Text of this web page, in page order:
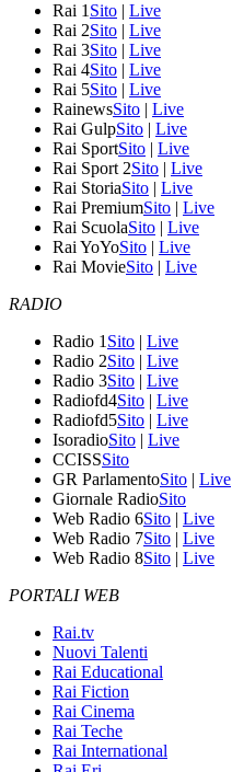
Rai 1 Sito | Live
Rai 2Sito | Live
Rai 3Sito | Live
Rai 4Sito | Live
Rai 5Sito | Live
RainewsSito | Live
Rai GulpSito | Live
Rai SportSito | Live
Rai Sport 2Sito | Live
Rai StoriaSito | Live
Rai PremiumSito | Live
Rai ScuolaSito | Live
Rai YoYoSito | Live
Rai MovieSito | Live
RADIO
Radio 1 Sito | Live
Radio 2Sito | Live
Radio 3Sito | Live
Radiofd4Sito | Live
Radiofd5Sito | Live
IsoradioSito | Live
CCISSSito
GR ParlamentoSito | Live
Giornale RadioSito
Web Radio 6Sito | Live
Web Radio 7Sito | Live
Web Radio 8Sito | Live
PORTALI WEB
Rai.tv
Nuovi Talenti
Rai Educational
Rai Fiction
Rai Cinema
Rai Teche
Rai International